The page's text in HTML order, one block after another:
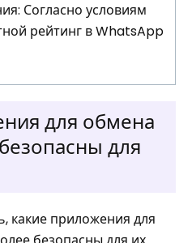
Согласно условиям
рейтинг в WhatsApp
для обмена
для
какие приложения для